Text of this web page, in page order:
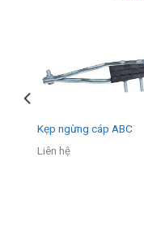
Kẹp ngừng cáp ABC
Liên hệ